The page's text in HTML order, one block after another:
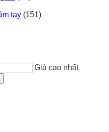
tay (151)
Giá cao nhất